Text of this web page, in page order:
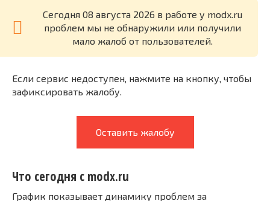
Cегодня 08 августа 2026 в работе у modx.ru
проблем мы не обнаружили или получили
мало жалоб от пользователей.
Если сервис недоступен, нажмите на кнопку, чтобы
зафиксировать жалобу.
Оставить жалобу
Что сегодня с modx.ru
График показывает динамику проблем за